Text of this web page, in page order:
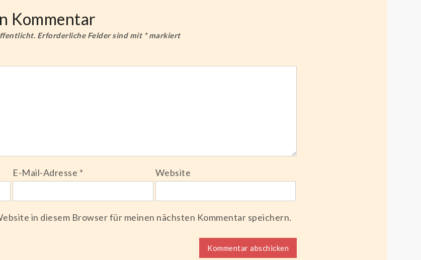
Kommentar
Erforderliche Felder sind mit *markiert
E-Mail-Adresse * Website
in diesem Browser für meinen nächsten Kommentar speichern.